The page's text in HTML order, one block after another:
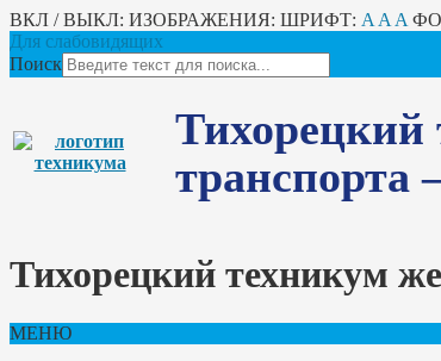
ВКЛ / ВЫКЛ: ИЗОБРАЖЕНИЯ: ШРИФТ: A A A
Для слабовидящих
Поиск
Тихорецкий
Тихорецкий техникум
МЕНЮ